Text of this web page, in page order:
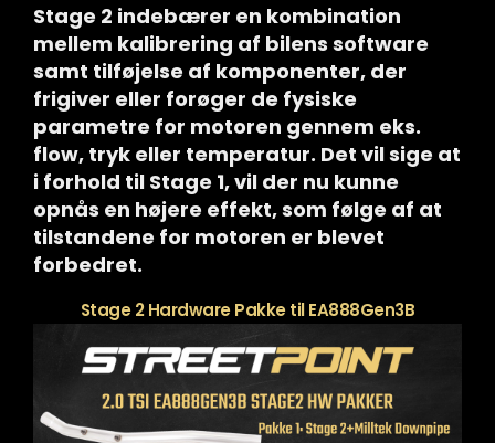
Stage 2 indebærer en kombination
mellem kalibrering af bilens software
samt tilføjelse af komponenter, der
frigiver eller forøger de fysiske
parametre for motoren gennem eks.
flow, tryk eller temperatur. Det vil sige at
i forhold til Stage 1, vil der nu kunne
opnås en højere effekt, som følge af at
tilstandene for motoren er blevet
forbedret.
Stage 2 Hardware Pakke til EA888Gen3B